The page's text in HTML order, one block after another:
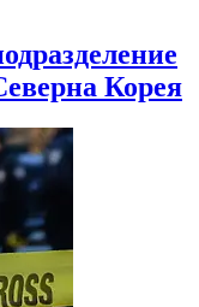
Корея